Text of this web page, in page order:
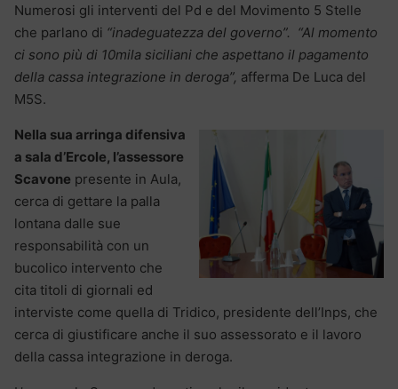
Numerosi gli interventi del Pd e del Movimento 5 Stelle
che parlano di “inadeguatezza del governo”. “Al momento
ci sono più di 10mila siciliani che aspettano il pagamento
della cassa integrazione in deroga”, afferma De Luca del
M5S.
Nella sua arringa difensiva
a sala d’Ercole, l’assessore
Scavone presente in Aula,
cerca di gettare la palla
lontana dalle sue
responsabilità con un
bucolico intervento che
cita titoli di giornali ed
interviste come quella di Tridico, presidente dell’Inps, che
cerca di giustificare anche il suo assessorato e il lavoro
della cassa integrazione in deroga.